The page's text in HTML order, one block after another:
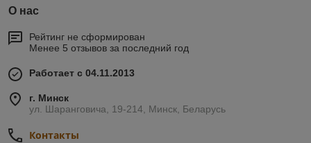
О нас
Рейтинг не сформирован
Менее 5 отзывов за последний год
Работает с 04.11.2013
г. Минск
ул. Шаранговича, 19-214, Минск, Беларусь
Контакты